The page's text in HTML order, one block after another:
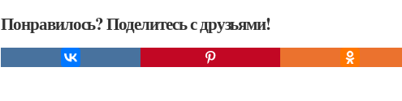
Понравилось? Поделитесь с друзьями!